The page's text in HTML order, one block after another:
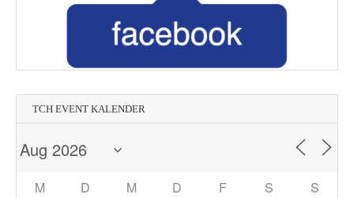
TCH EVENT KALENDER
M D M D F S S